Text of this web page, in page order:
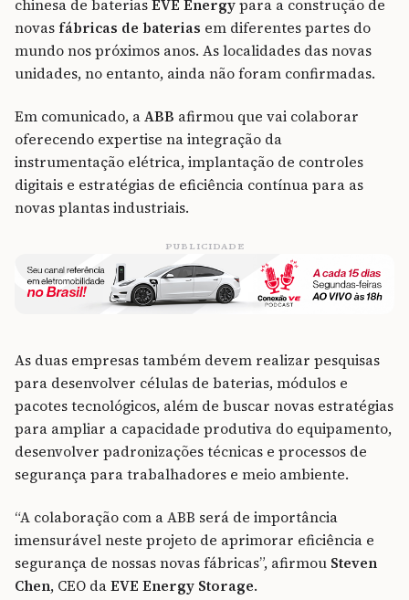
chinesa de bateriasEVE Energypara a construção de
novasfábricas de baterias em diferentes partes do
mundo nos próximos anos. As localidades das novas
unidades, no entanto, ainda não foram confirmadas.
Em comunicado, aABB afirmou que vai colaborar
oferecendo expertise na integração da
instrumentação elétrica, implantação de controles
digitais e estratégias de eficiência contínua para as
novas plantas industriais.
PUBLICIDADE
As duas empresas também devem realizar pesquisas
para desenvolver células de baterias, módulos e
pacotes tecnológicos, além de buscar novas estratégias
para ampliar a capacidade produtiva do equipamento,
desenvolver padronizações técnicas e processos de
segurança para trabalhadores e meio ambiente.
“A colaboração com a ABB será de importância
imensurável neste projeto de aprimorar eficiência e
segurança de nossas novas fábricas”, afirmou Steven
Chen, CEO daEVE Energy Storage.